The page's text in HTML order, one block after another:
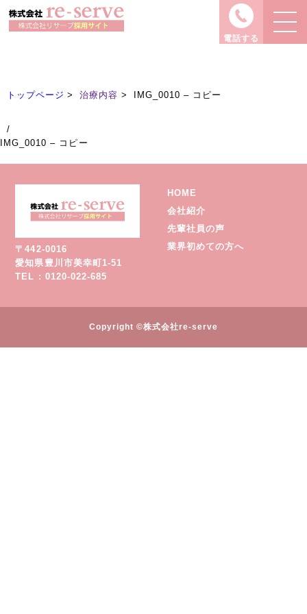
電話する
Treatment
トップページ 治療内容 IMG_0010 – コピー
/
IMG_0010 – コピー
〒442-0016
愛知県豊川市美幸町1-51
TEL : 0120-022-685
HOME
会社紹介
先輩社員の声
業界初めての方へ
Copyright ©株式会社re-serve